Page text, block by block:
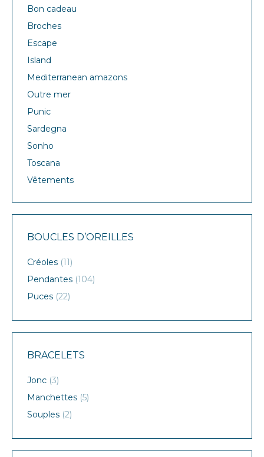
Bon cadeau
Broches
Escape
Island
Mediterranean amazons
Outre mer
Punic
Sardegna
Sonho
Toscana
Vêtements
BOUCLES D’OREILLES
Créoles (11)
Pendantes (104)
Puces (22)
BRACELETS
Jonc (3)
Manchettes (5)
Souples (2)